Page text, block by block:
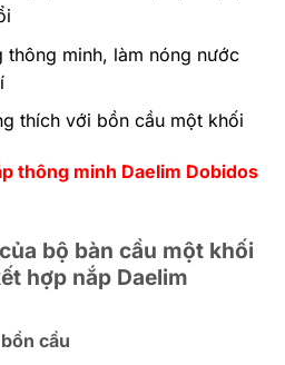
thông minh, làm nóng nước
thích với bồn cầu một khối
thông minh Daelim Dobidos
bộ bàn cầu một khối
hợp nắp Daelim
cầu